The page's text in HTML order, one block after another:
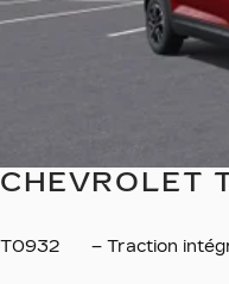
CHEVROLET
T0932 – Traction